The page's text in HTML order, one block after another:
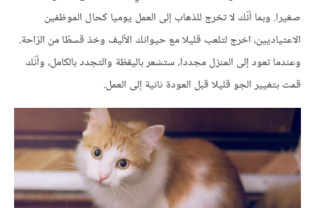
صغيرا. وبما أنّك لا تخرج للذهاب إلى العمل يوميا كحال الموظفين
الاعتياديين، اخرج لتلعب قليلا مع حيوانك الأليف وخذ قسطًا من الرّاحة.
وعندما تعود إلى المنزل مجددا، ستشعر باليقظة والتجدد بالكامل، وأنّك
قمت بتغيير الجو قليلا قبل العودة ثانية إلى العمل.